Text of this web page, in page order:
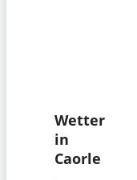
Wetter
in
Caorle